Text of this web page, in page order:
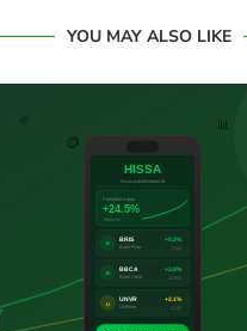
YOU MAY ALSO LIKE